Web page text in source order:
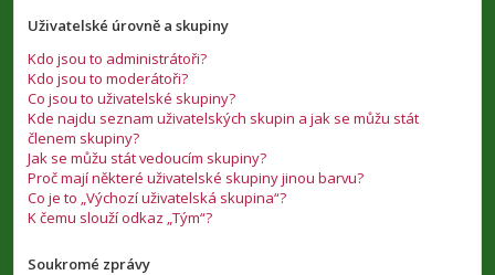
Uživatelské úrovně a skupiny
Kdo jsou to administrátoři?
Kdo jsou to moderátoři?
Co jsou to uživatelské skupiny?
Kde najdu seznam uživatelských skupin a jak se můžu stát
členem skupiny?
Jak se můžu stát vedoucím skupiny?
Proč mají některé uživatelské skupiny jinou barvu?
Co je to „Výchozí uživatelská skupina“?
K čemu slouží odkaz „Tým“?
Soukromé zprávy